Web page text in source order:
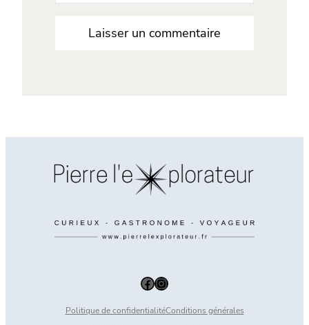
Facebook Instagram
Politique de confidentialitéConditions générales